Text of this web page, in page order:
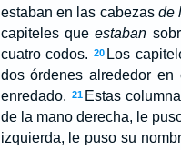
estaban en las cabezas de
capiteles queestaban
cuatro codos.
20 Los
dos órdenes alrededor
enredado. 21 Estas
de la mano derecha, le
izquierda, le puso su